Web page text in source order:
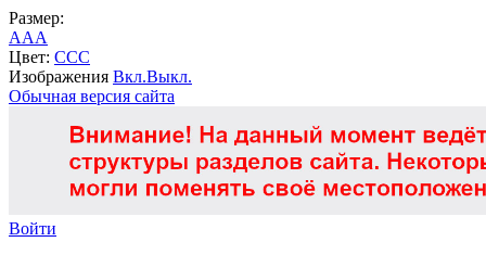
Размер:
AAA
Цвет: CCC
Изображения Вкл.Выкл.
Обычная версия сайта
Войти